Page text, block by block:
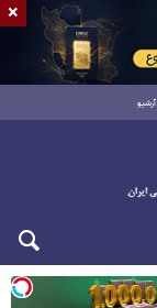
آرشیو
×